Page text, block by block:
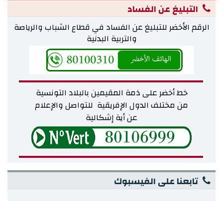
التبليغ عن الفساد
الرقم الأخضر للتبليغ عن الفساد في قطاع الشباب والرياصة
والتربية البدنية
خط أخضر على ذمة المقيمين بالبلاد التونسية
من مختلف الدول الإفريقية للتواصل والإعلام
عن أية إشكالية
تابعنا على الفيسبوك